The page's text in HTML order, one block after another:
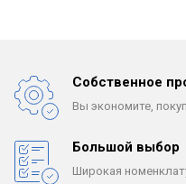
Собственное
Вы экономите,
Большой выбор
Широкая